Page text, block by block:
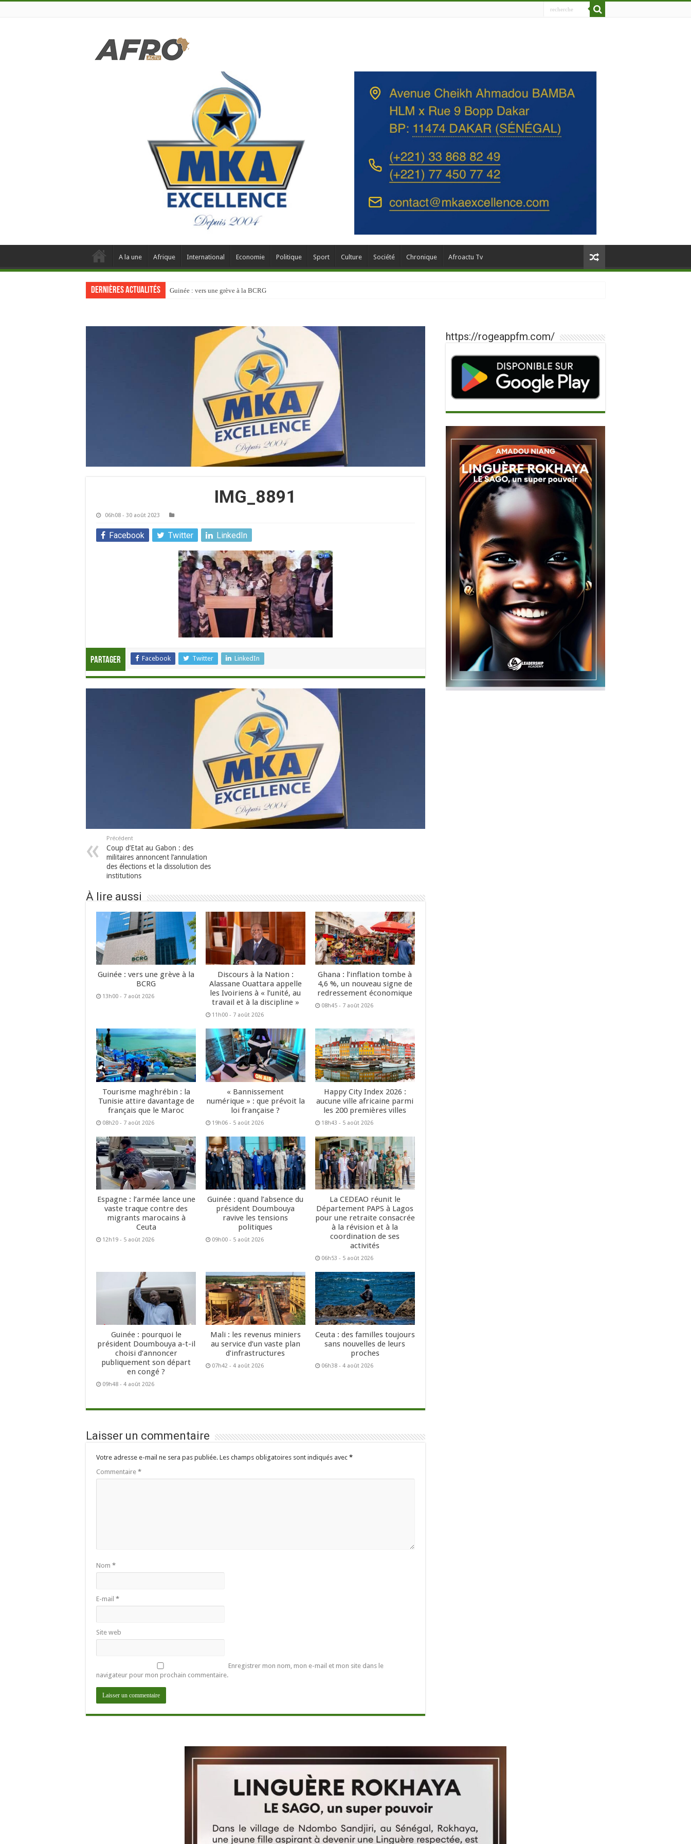
A la une Afrique International Economie Politique Sport Culture Société Chronique Afroactu Tv
Dernières actualités Guinée : vers une grève à la BCRG
IMG_8891
06h08 - 30 août 2023
Facebook Twitter LinkedIn
Partager Facebook Twitter LinkedIn
Précédent
Coup d’Etat au Gabon : des
militaires annoncent l’annulation
des élections et la dissolution des
institutions
À lire aussi
Guinée : vers une grève à la
BCRG
13h00 - 7 août 2026
Discours à la Nation :
Alassane Ouattara appelle
les Ivoiriens à « l’unité, au
travail et à la discipline »
11h00 - 7 août 2026
Ghana : l’inflation tombe à
4,6 %, un nouveau signe de
redressement économique
08h45 - 7 août 2026
Tourisme maghrébin : la
Tunisie attire davantage de
français que le Maroc
08h20 - 7 août 2026
« Bannissement
numérique » : que prévoit la
loi française ?
19h06 - 5 août 2026
Happy City Index 2026 :
aucune ville africaine parmi
les 200 premières villes
18h43 - 5 août 2026
Espagne : l’armée lance une
vaste traque contre des
migrants marocains à
Ceuta
12h19 - 5 août 2026
Guinée : quand l’absence du
président Doumbouya
ravive les tensions
politiques
09h00 - 5 août 2026
La CEDEAO réunit le
Département PAPS à Lagos
pour une retraite consacrée
à la révision et à la
coordination de ses
activités
06h53 - 5 août 2026
Guinée : pourquoi le
président Doumbouya a-t-il
choisi d’annoncer
publiquement son départ
en congé ?
09h48 - 4 août 2026
Mali : les revenus miniers
au service d’un vaste plan
d’infrastructures
07h42 - 4 août 2026
Ceuta : des familles toujours
sans nouvelles de leurs
proches
06h38 - 4 août 2026
Laisser un commentaire
Votre adresse e-mail ne sera pas publiée. Les champs obligatoires sont indiqués avec *
Commentaire *
Nom *
E-mail *
Site web
Enregistrer mon nom, mon e-mail et mon site dans le
navigateur pour mon prochain commentaire.
https://rogeappfm.com/